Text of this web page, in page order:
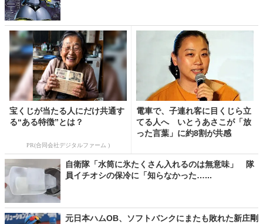
宝くじが当たる人にだけ共通す
る“ある特徴”とは？
PR(合同会社デジタルファーム )
電車で、子連れ客に目くじら立
てる人へ いとうあさこが「放
った言葉」に約8割が共感
自衛隊「水筒に氷たくさん入れるのは無意味」 隊
員イチオシの保冷に「知らなかった…...
元日本ハムOB、ソフトバンクにまたも敗れた新庄剛